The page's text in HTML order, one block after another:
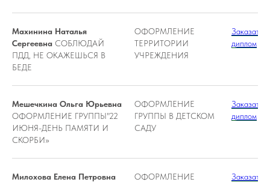
Махинина Наталья
Сергеевна СОБЛЮДАЙ
ПДД, НЕ ОКАЖЕШЬСЯ В
БЕДЕ
ОФОРМЛЕНИЕ
ТЕРРИТОРИИ
УЧРЕЖДЕНИЯ
Заказать
диплом
Мешечкина Ольга Юрьевна
ОФОРМЛЕНИЕ ГРУППЫ"22
ИЮНЯ-ДЕНЬ ПАМЯТИ И
СКОРБИ»
ОФОРМЛЕНИЕ
ГРУППЫ В ДЕТСКОМ
САДУ
Заказать
диплом
Милохова Елена Петровна
ОФОРМЛЕНИЕ
Заказать